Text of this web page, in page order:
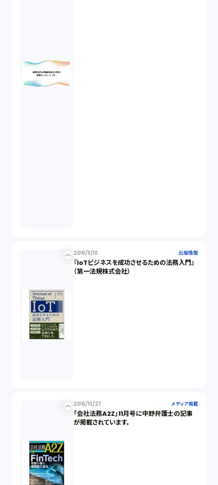
2016/11/10 出版情報
『IoTビジネスを成功させるための法務入門』
（第一法規株式会社）
2016/10/27 メディア掲載
「会社法務A2Z」11月号に中野弁護士の記事
が掲載されています。